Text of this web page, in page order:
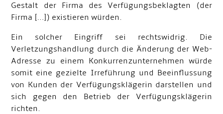
Gestalt der Firma des Verfügungsbeklagten (der
Firma […]) existieren würden.
Ein solcher Eingriff sei rechtswidrig. Die
Verletzungshandlung durch die Änderung der Web-
Adresse zu einem Konkurrenzunternehmen würde
somit eine gezielte Irreführung und Beeinflussung
von Kunden der Verfügungsklägerin darstellen und
sich gegen den Betrieb der Verfügungsklägerin
richten.